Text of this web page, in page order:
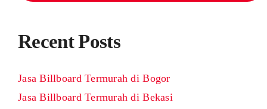
Recent Posts
Jasa Billboard Termurah di Bogor
Jasa Billboard Termurah di Bekasi